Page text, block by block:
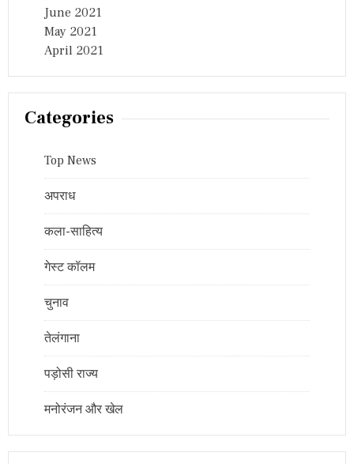
June 2021
May 2021
April 2021
Categories
Top News
अपराध
कला-साहित्य
गेस्ट कॉलम
चुनाव
तेलंगाना
पड़ोसी राज्य
मनोरंजन और खेल